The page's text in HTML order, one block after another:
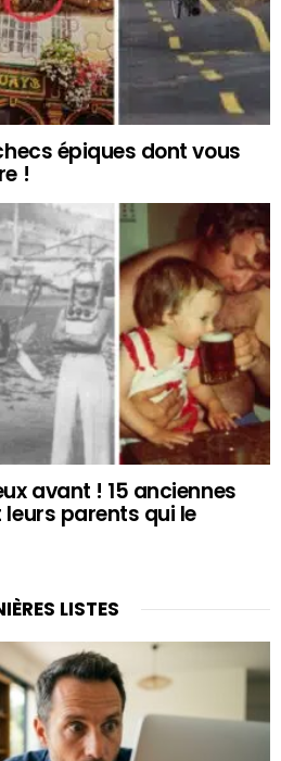
épiques dont vous
!
avant ! 15 anciennes
parents qui le
LISTES